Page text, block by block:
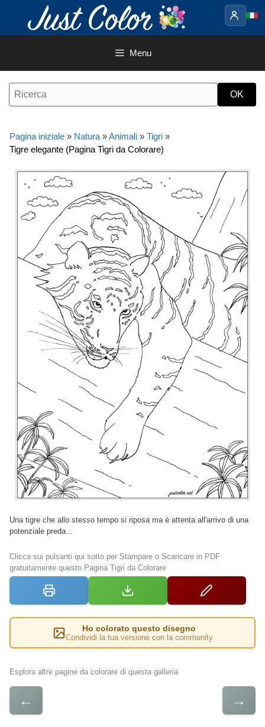
contenuto
Menu
Pagina iniziale » Natura »Animali » Tigri »
Tigre elegante (Pagina Tigri da Colorare)
Una tigre che allo stesso tempo si riposa ma è attenta all'arrivo di una
potenziale preda...
Clicca sui pulsanti qui sotto per Stampare o Scaricare in PDF
gratuitamente questo Pagina Tigri da Colorare
Ho colorato questo disegno
Condividi la tua versione con la community
Esplora altre pagine da colorare di questa galleria
← →